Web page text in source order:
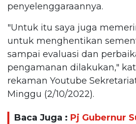
penyelenggaraannya.
"Untuk itu saya juga
untuk menghentikan
sampai evaluasi dan
pengamanan dilakukan,"
rekaman Youtube
Minggu (2/10/2022).
Baca Juga : Pj Gubernur